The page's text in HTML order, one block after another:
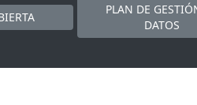
PLAN DE
DATOS